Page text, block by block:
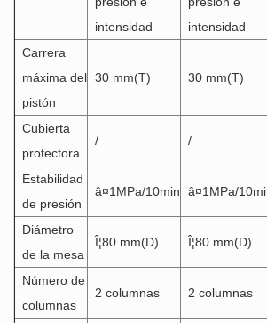
intensidad
intensidad
Carrera
máxima del
pistón
30 mm(T) 30 mm(T)
Cubierta
protectora
/ /
Estabilidad
de presión
â¤1MPa/10min â¤1MPa/
Diámetro
de la mesa
Î¦80 mm(D) Î¦80 mm(D)
Número de
columnas
2 columnas 2 columnas